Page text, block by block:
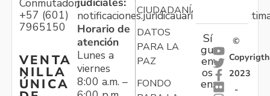
Conmutador:
+57 (601)
7965150
VENTA
NILLA
ÚNICA
Horario de
atención
Lunes a
viernes
8:00 a.m. –
CIUDADANÍA
DATOS
PARA LA
PAZ
FONDO
Sí
gu
en
os
en:
©
Copyrigth
2023
-